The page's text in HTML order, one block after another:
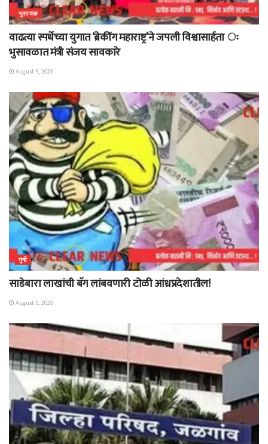
भुसावळ
वाढत्या स्पर्धेच्या युगात ‘ब्रेकींग महाराष्ट्र’ने जपली विश्वासार्हता ः
भुसावळात मंत्री संजय सावकारे
August 5, 2026
गुन्हे
साडेबारा लाखांची बॅग लांबवणारी टोळी आंध्रप्रदेशातील!
August 5, 2026